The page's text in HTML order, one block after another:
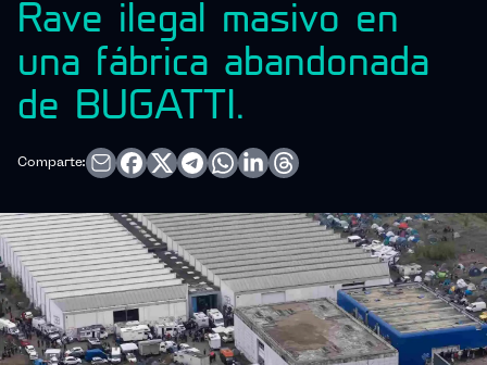
Rave ilegal masivo en
una fábrica abandonada
de BUGATTI.
Comparte: